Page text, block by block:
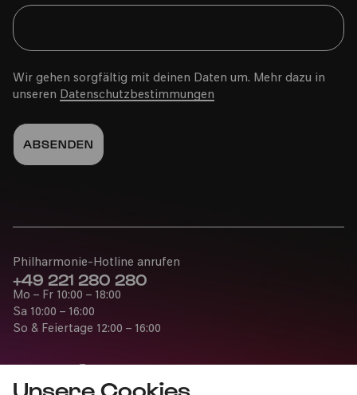
Unsere Cookies
Wir gehen sorgfältig mit deinen Daten um. Mehr dazu in
unseren Datenschutzbestimmungen
Philharmonie-Hotline anrufen
+49 221 280 280
Mo – Fr 10:00 – 18:00
Sa 10:00 – 16:00
So & Feiertage 12:00 – 16:00